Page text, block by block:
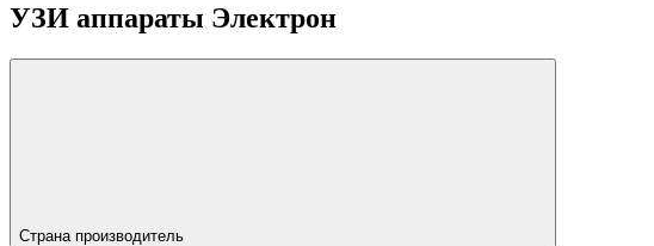
УЗИ аппараты Электрон
Страна производитель